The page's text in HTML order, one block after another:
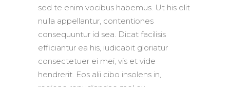
sed te enim vocibus habemus. Ut his elit
nulla appellantur, contentiones
consequuntur id sea. Dicat facilisis
efficiantur ea his, iudicabit gloriatur
consectetuer ei mei, vis et vide
hendrerit. Eos alii cibo insolens in,